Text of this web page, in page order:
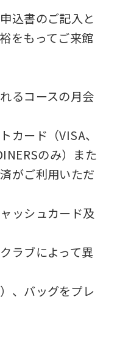
込書のご記入と
をもってご来館
るコースの月会
ード（VISA、
のみ）また
がご利用いただ
ッシュカード及
ラブによって異
、バッグをプレ